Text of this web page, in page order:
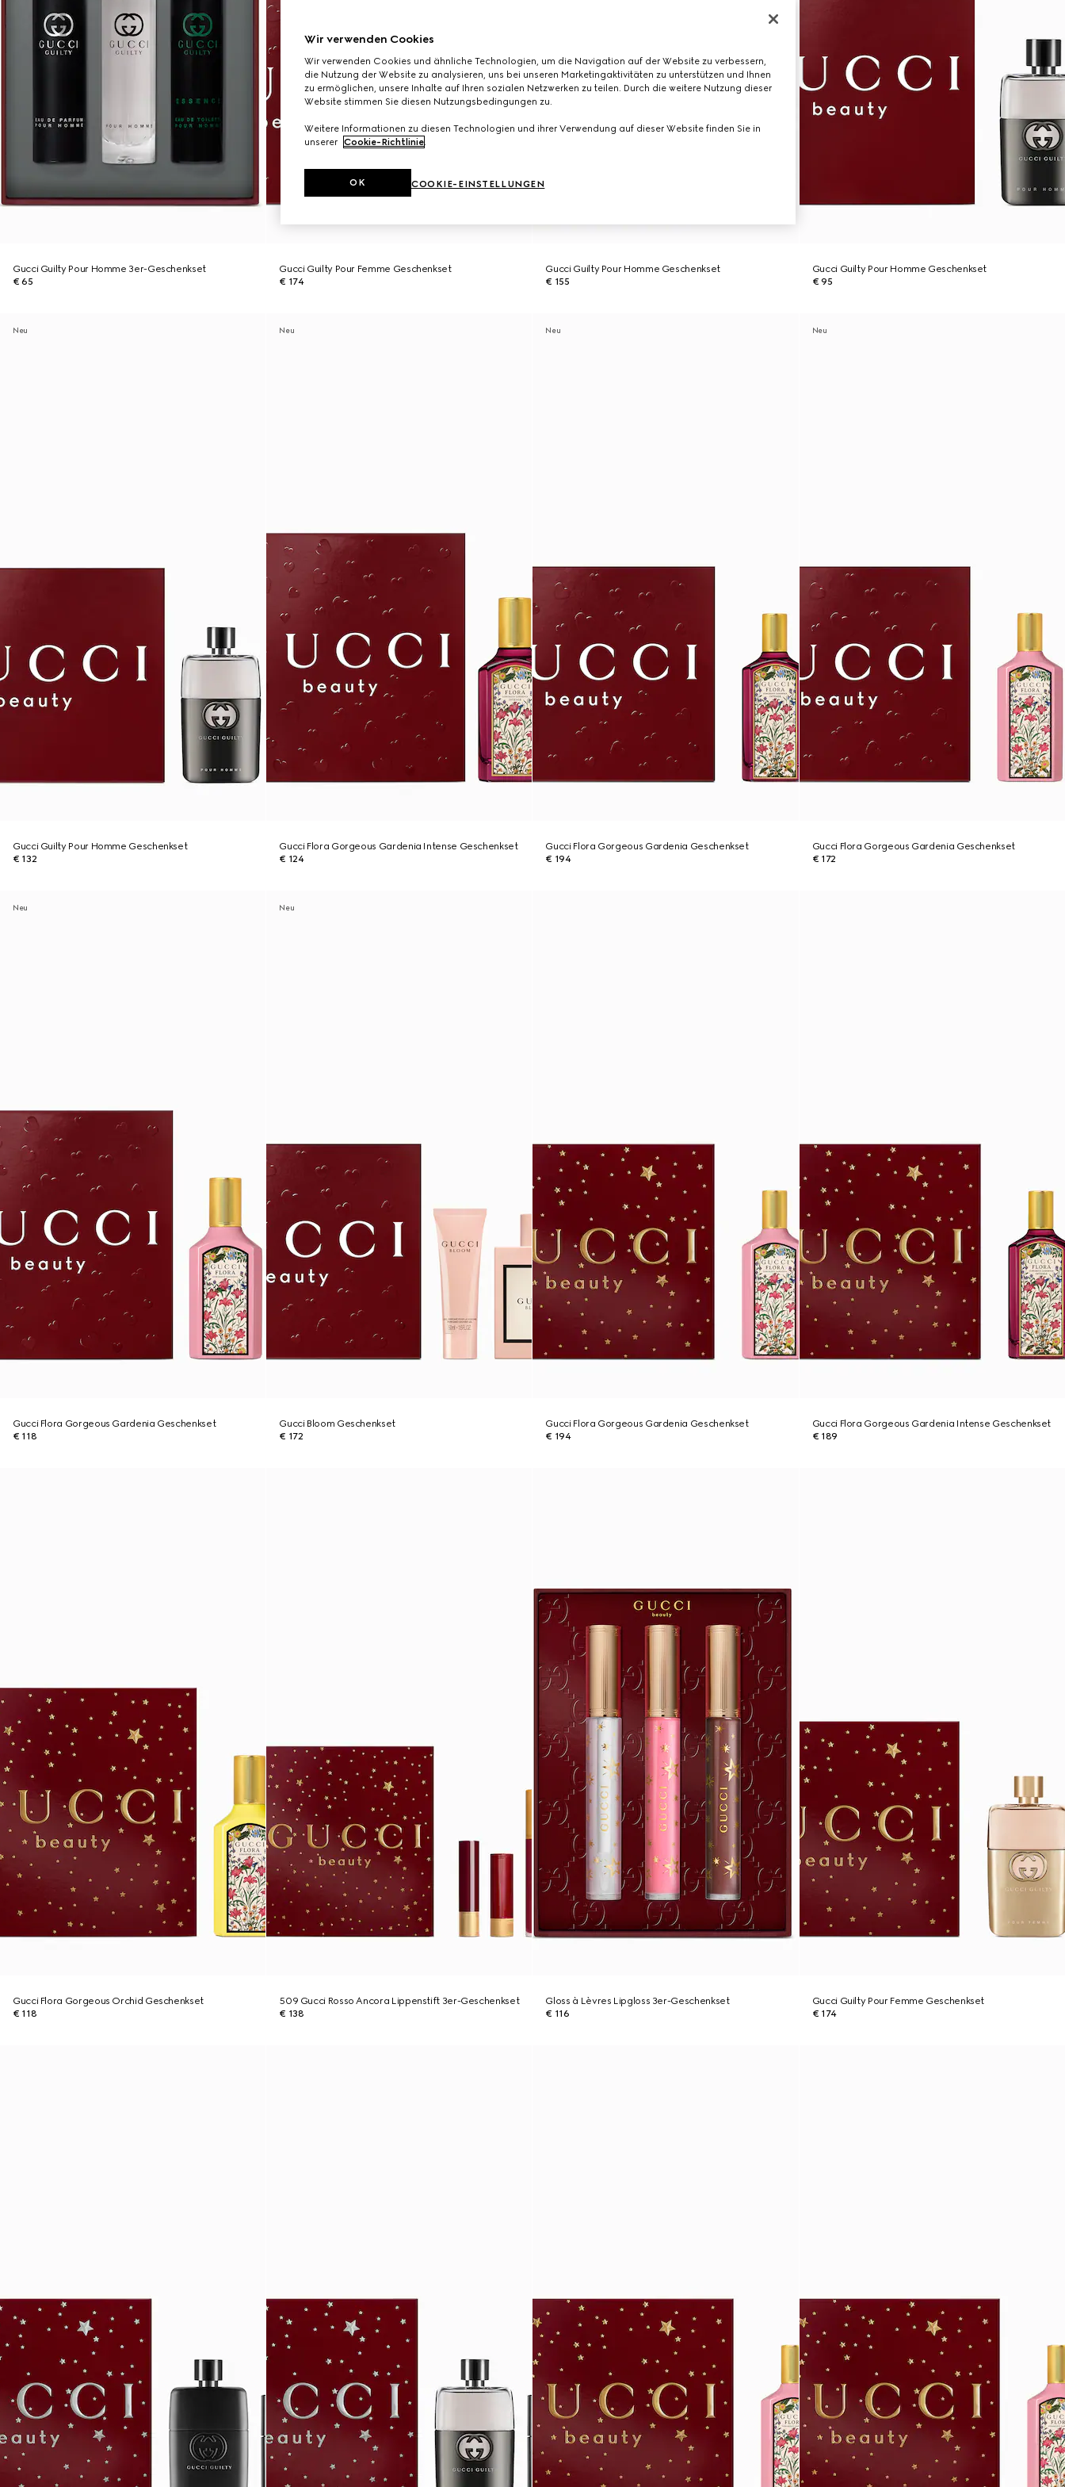
Gucci Guilty Pour Homme 3er-Geschenkset
€ 65
Gucci Guilty Pour Femme Geschenkset
€ 174
Gucci Guilty Pour Homme Geschenkset
€ 155
Gucci Guilty Pour Homme Geschenkset
€ 95
Neu
Gucci Guilty Pour Homme Geschenkset
€ 132
Neu
Gucci Flora Gorgeous Gardenia Intense Geschenkset
€ 124
Neu
Gucci Flora Gorgeous Gardenia Geschenkset
€ 194
Neu
Gucci Flora Gorgeous Gardenia Geschenkset
€ 172
Neu
Gucci Flora Gorgeous Gardenia Geschenkset
€ 118
Neu
Gucci Bloom Geschenkset
€ 172
Gucci Flora Gorgeous Gardenia Geschenkset
€ 194
Gucci Flora Gorgeous Gardenia Intense Geschenkset
€ 189
Gucci Flora Gorgeous Orchid Geschenkset
€ 118
509 Gucci Rosso Ancora Lippenstift 3er-Geschenkset
€ 138
Gloss à Lèvres Lipgloss 3er-Geschenkset
€ 116
Gucci Guilty Pour Femme Geschenkset
€ 174
Wir verwenden Cookies
Wir verwenden Cookies und ähnliche Technologien, um die Navigation auf der Website zu verbessern,
die Nutzung der Website zu analysieren, uns bei unseren Marketingaktivitäten zu unterstützen und Ihnen
zu ermöglichen, unsere Inhalte auf Ihren sozialen Netzwerken zu teilen. Durch die weitere Nutzung dieser
Website stimmen Sie diesen Nutzungsbedingungen zu.
Weitere Informationen zu diesen Technologien und ihrer Verwendung auf dieser Website finden Sie in
unserer Cookie-Richtlinie.
COOKIE-EINSTELLUNGEN
OK